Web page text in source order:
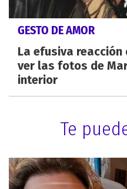
GESTO DE AMOR
La efusiva reacción
ver las fotos de
interior
Te